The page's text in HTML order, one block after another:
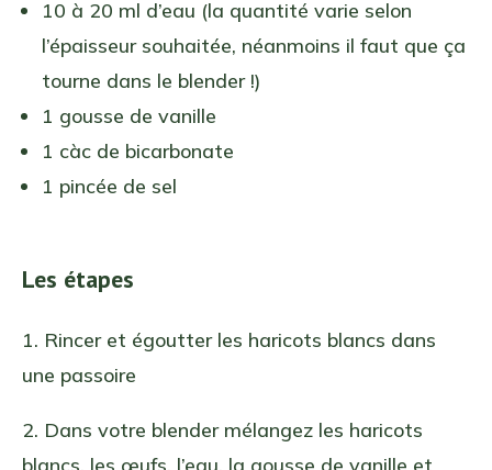
10 à 20 ml d’eau (la quantité varie selon
l’épaisseur souhaitée, néanmoins il faut que ça
tourne dans le blender !)
1 gousse de vanille
1 càc de bicarbonate
1 pincée de sel
Les étapes
1. Rincer et égoutter les haricots blancs dans
une passoire
2. Dans votre blender mélangez les haricots
blancs, les œufs, l’eau, la gousse de vanille et